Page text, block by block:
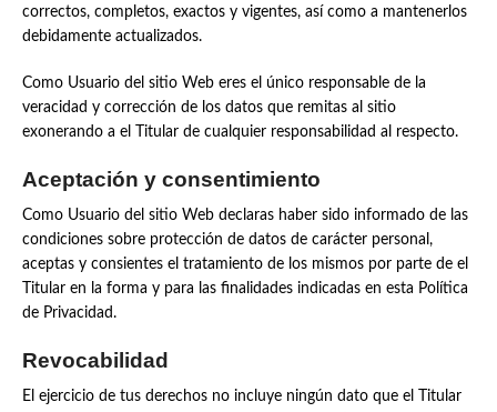
correctos, completos, exactos y vigentes, así como a mantenerlos
debidamente actualizados.
Como Usuario del sitio Web eres el único responsable de la
veracidad y corrección de los datos que remitas al sitio
exonerando a el Titular de cualquier responsabilidad al respecto.
Aceptación y consentimiento
Como Usuario del sitio Web declaras haber sido informado de las
condiciones sobre protección de datos de carácter personal,
aceptas y consientes el tratamiento de los mismos por parte de el
Titular en la forma y para las finalidades indicadas en esta Política
de Privacidad.
Revocabilidad
El ejercicio de tus derechos no incluye ningún dato que el Titular